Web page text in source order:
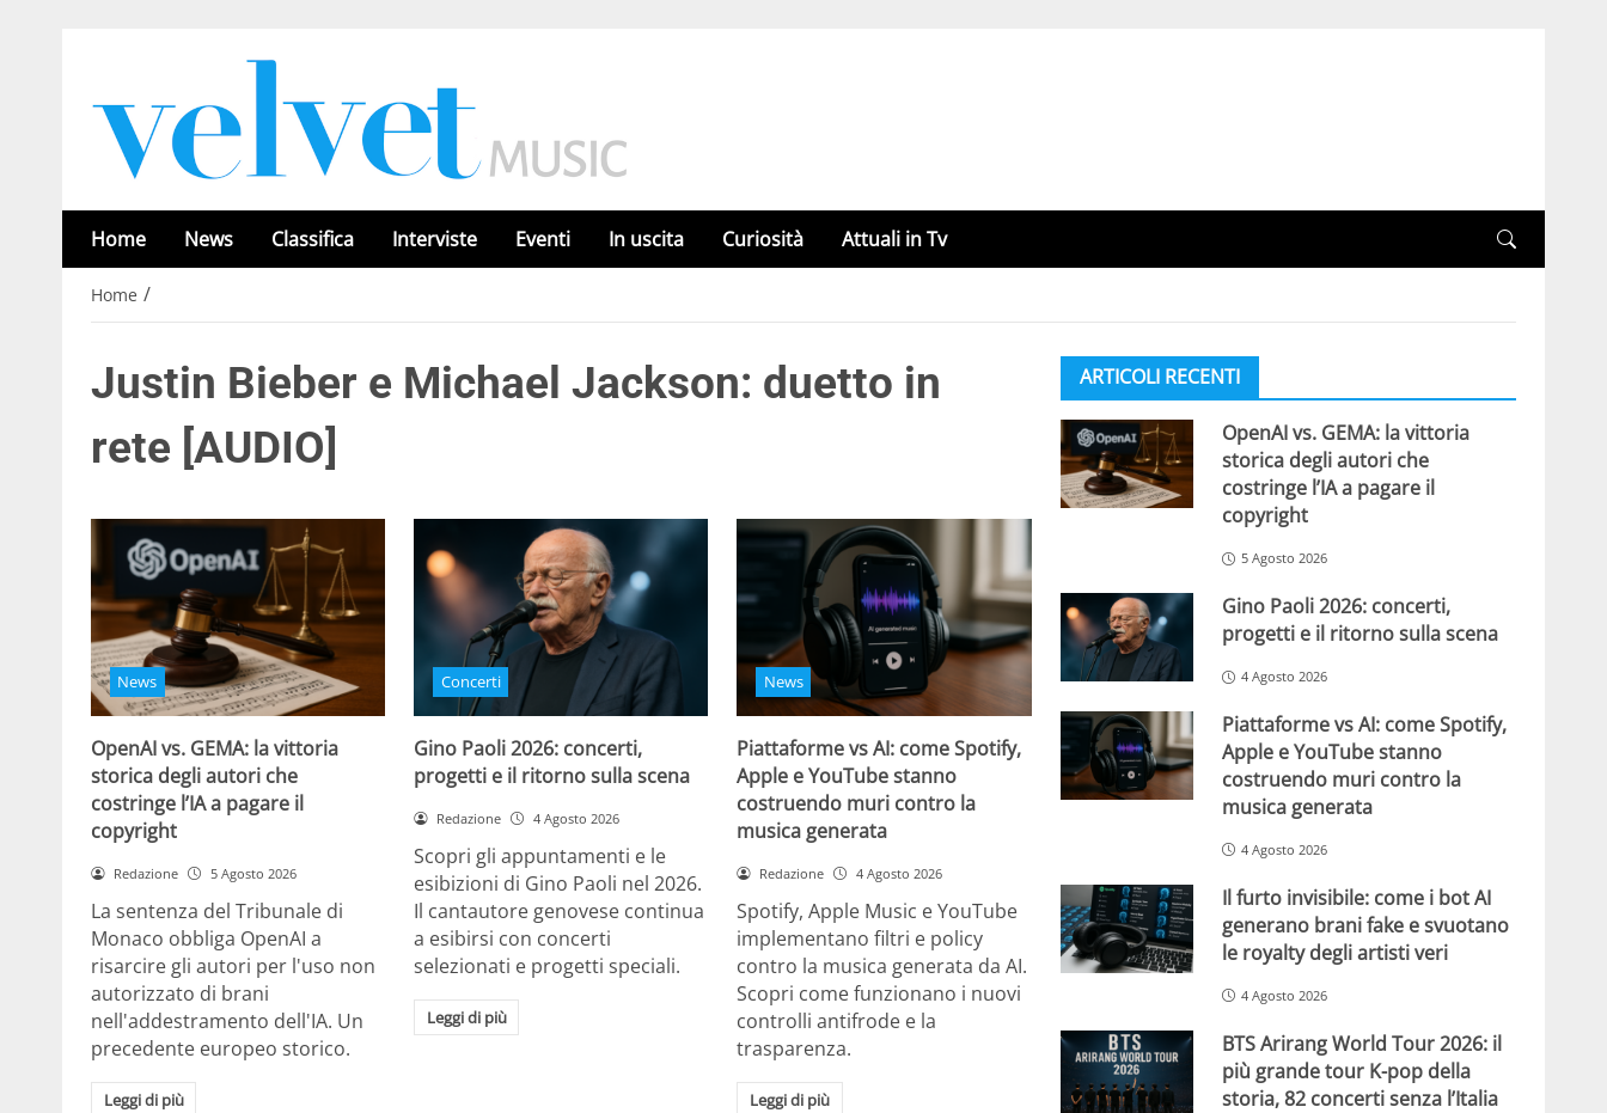
Home News Classifica Interviste Eventi In uscita Curiosità Attuali in Tv
Home /
Justin Bieber e Michael Jackson: duetto in
rete [AUDIO]
News
OpenAI vs. GEMA: la vittoria
storica degli autori che
costringe l’IA a pagare il
copyright
Redazione 5 Agosto 2026
La sentenza del Tribunale di
Monaco obbliga OpenAI a
risarcire gli autori per l'uso non
autorizzato di brani
nell'addestramento dell'IA. Un
precedente europeo storico.
Leggi di più
Concerti
Gino Paoli 2026: concerti,
progetti e il ritorno sulla scena
Redazione 4 Agosto 2026
Scopri gli appuntamenti e le
esibizioni di Gino Paoli nel 2026.
Il cantautore genovese continua
a esibirsi con concerti
selezionati e progetti speciali.
Leggi di più
News
Piattaforme vs AI: come Spotify,
Apple e YouTube stanno
costruendo muri contro la
musica generata
Redazione 4 Agosto 2026
Spotify, Apple Music e YouTube
implementano filtri e policy
contro la musica generata da AI.
Scopri come funzionano i nuovi
controlli antifrode e la
trasparenza.
Leggi di più
ARTICOLI RECENTI
OpenAI vs. GEMA: la vittoria
storica degli autori che
costringe l’IA a pagare il
copyright
5 Agosto 2026
Gino Paoli 2026: concerti,
progetti e il ritorno sulla scena
4 Agosto 2026
Piattaforme vs AI: come Spotify,
Apple e YouTube stanno
costruendo muri contro la
musica generata
4 Agosto 2026
Il furto invisibile: come i bot AI
generano brani fake e svuotano
le royalty degli artisti veri
4 Agosto 2026
BTS Arirang World Tour 2026: il
più grande tour K-pop della
storia, 82 concerti senza l’Italia